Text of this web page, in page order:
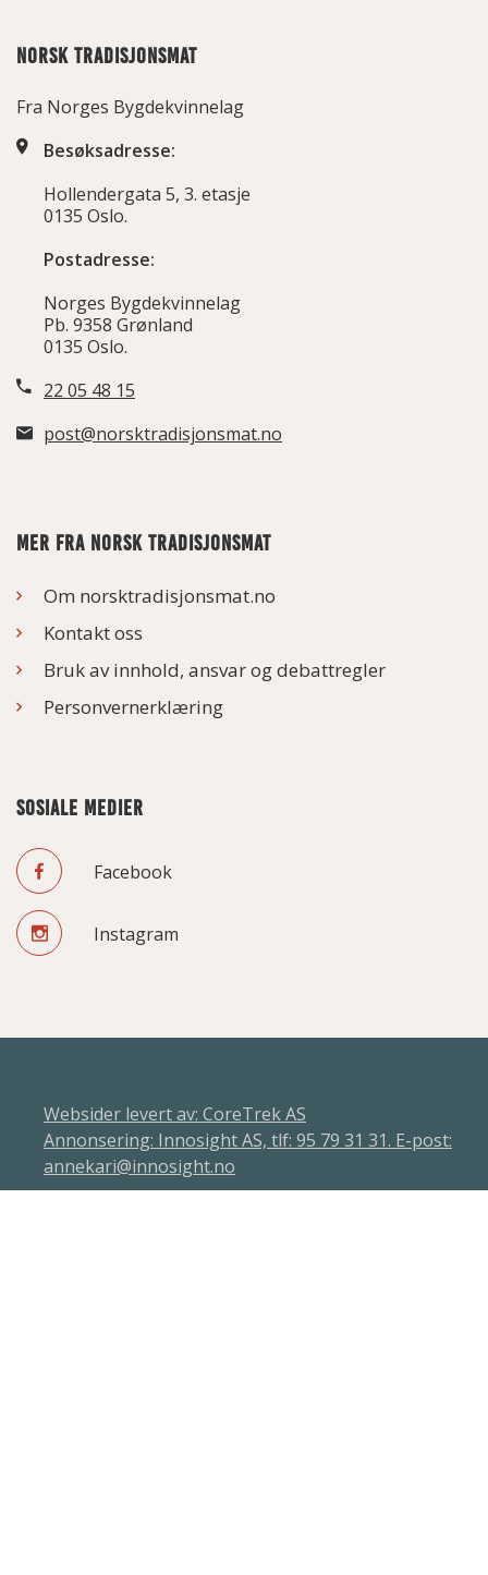
NORSK TRADISJONSMAT
Fra Norges Bygdekvinnelag
Besøksadresse:
Hollendergata 5, 3. etasje
0135 Oslo.
Postadresse:
Norges Bygdekvinnelag
Pb. 9358 Grønland
0135 Oslo.
22 05 48 15
post@norsktradisjonsmat.no
MER FRA NORSK TRADISJONSMAT
Om norsktradisjonsmat.no
Kontakt oss
Bruk av innhold, ansvar og debattregler
Personvernerklæring
SOSIALE MEDIER
Facebook
Instagram
Websider levert av: CoreTrek AS
Annonsering: Innosight AS, tlf: 95 79 31 31. E-post:
annekari@innosight.no